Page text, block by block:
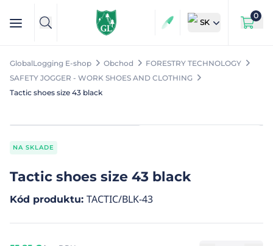
SK
0
GlobalLogging E-shop Obchod
FORESTRY TECHNOLOGY
SAFETY JOGGER - WORK SHOES AND CLOTHING
Tactic shoes size 43 black
NA SKLADE
Tactic shoes size 43 black
Kód produktu: TACTIC/BLK-43